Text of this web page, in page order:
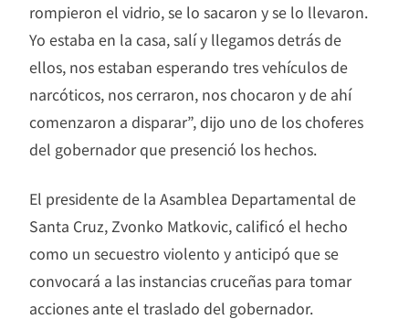
rompieron el vidrio, se lo sacaron y se lo llevaron.
Yo estaba en la casa, salí y llegamos detrás de
ellos, nos estaban esperando tres vehículos de
narcóticos, nos cerraron, nos chocaron y de ahí
comenzaron a disparar”, dijo uno de los choferes
del gobernador que presenció los hechos.
El presidente de la Asamblea Departamental de
Santa Cruz, Zvonko Matkovic, calificó el hecho
como un secuestro violento y anticipó que se
convocará a las instancias cruceñas para tomar
acciones ante el traslado del gobernador.